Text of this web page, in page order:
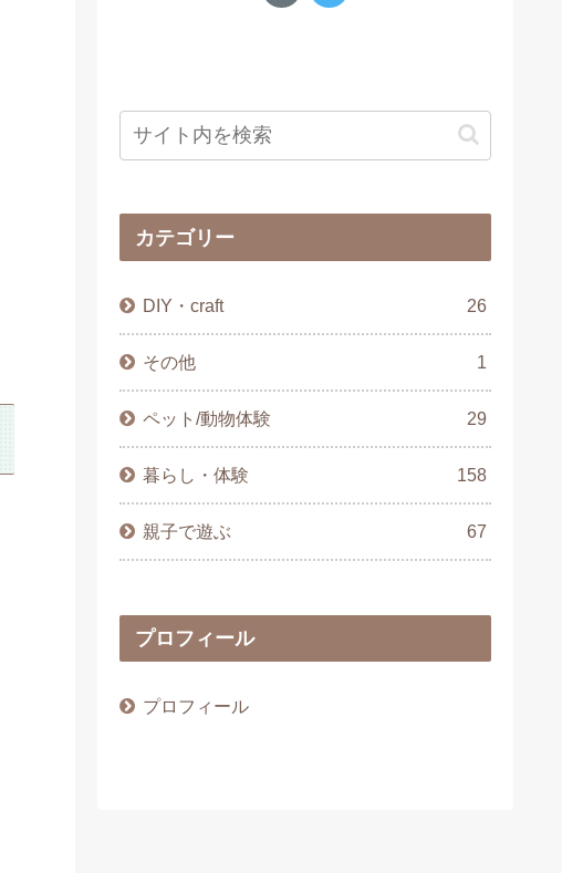
カテゴリー
DIY・craft 26
その他 1
ペット/動物体験 29
暮らし・体験 158
親子で遊ぶ 67
プロフィール
プロフィール